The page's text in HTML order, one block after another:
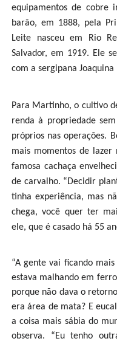
equipamentos de cobre
barão, em 1888, pela
Leite nasceu em Rio
Salvador, em 1919. Ele
com a sergipana
Para Martinho, o cultivo
renda à propriedade
próprios nas operações.
mais momentos de lazer
famosa cachaça
de carvalho. “Decidir
tinha experiência, mas
chega, você quer ter
ele, que é casado há 55
“A gente vai ficando
estava malhando em
porque não dava o
era área de mata? E
a coisa mais sábia do
observa. “Eu tenho